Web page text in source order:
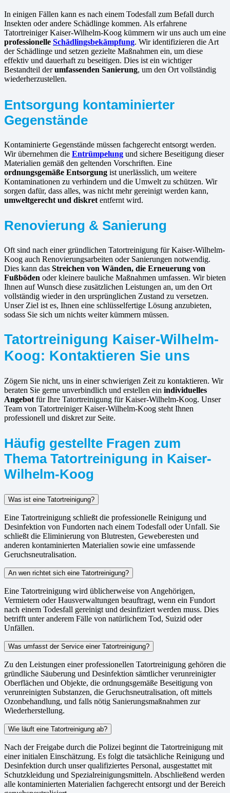
In einigen Fällen kann es nach einem Todesfall zum Befall durch
Insekten oder andere Schädlinge kommen. Als erfahrene
Tatortreiniger Kaiser-Wilhelm-Koog kümmern wir uns auch um eine
professionelle Schädlingsbekämpfung. Wir identifizieren die Art
der Schädlinge und setzen gezielte Maßnahmen ein, um diese
effektiv und dauerhaft zu beseitigen. Dies ist ein wichtiger
Bestandteil derumfassenden Sanierung, um den Ort vollständig
wiederherzustellen.
Entsorgung kontaminierter
Gegenstände
Kontaminierte Gegenstände müssen fachgerecht entsorgt werden.
Wir übernehmen die Entrümpelung und sichere Beseitigung dieser
Materialien gemäß den geltenden Vorschriften. Eine
ordnungsgemäße Entsorgung ist unerlässlich, um weitere
Kontaminationen zu verhindern und die Umwelt zu schützen. Wir
sorgen dafür, dass alles, was nicht mehr gereinigt werden kann,
umweltgerecht und diskret entfernt wird.
Renovierung & Sanierung
Oft sind nach einer gründlichen Tatortreinigung für Kaiser-Wilhelm-
Koog auch Renovierungsarbeiten oder Sanierungen notwendig.
Dies kann das Streichen von Wänden, die Erneuerung von
Fußböden oder kleinere bauliche Maßnahmen umfassen. Wir bieten
Ihnen auf Wunsch diese zusätzlichen Leistungen an, um den Ort
vollständig wieder in den ursprünglichen Zustand zu versetzen.
Unser Ziel ist es, Ihnen eine schlüsselfertige Lösung anzubieten,
sodass Sie sich um nichts weiter kümmern müssen.
Tatortreinigung Kaiser-Wilhelm-
Koog: Kontaktieren Sie uns
Zögern Sie nicht, uns in einer schwierigen Zeit zu kontaktieren. Wir
beraten Sie gerne unverbindlich und erstellen ein individuelles
Angebot für Ihre Tatortreinigung für Kaiser-Wilhelm-Koog. Unser
Team von Tatortreiniger Kaiser-Wilhelm-Koog steht Ihnen
professionell und diskret zur Seite.
Häufig gestellte Fragen zum
Thema Tatortreinigung in Kaiser-
Wilhelm-Koog
Was ist eine Tatortreinigung?
Eine Tatortreinigung schließt die professionelle Reinigung und
Desinfektion von Fundorten nach einem Todesfall oder Unfall. Sie
schließt die Eliminierung von Blutresten, Geweberesten und
anderen kontaminierten Materialien sowie eine umfassende
Geruchsneutralisation.
An wen richtet sich eine Tatortreinigung?
Eine Tatortreinigung wird üblicherweise von Angehörigen,
Vermietern oder Hausverwaltungen beauftragt, wenn ein Fundort
nach einem Todesfall gereinigt und desinfiziert werden muss. Dies
betrifft unter anderem Fälle von natürlichem Tod, Suizid oder
Unfällen.
Was umfasst der Service einer Tatortreinigung?
Zu den Leistungen einer professionellen Tatortreinigung gehören die
gründliche Säuberung und Desinfektion sämtlicher verunreinigter
Oberflächen und Objekte, die ordnungsgemäße Beseitigung von
verunreinigten Substanzen, die Geruchsneutralisation, oft mittels
Ozonbehandlung, und falls nötig Sanierungsmaßnahmen zur
Wiederherstellung.
Wie läuft eine Tatortreinigung ab?
Nach der Freigabe durch die Polizei beginnt die Tatortreinigung mit
einer initialen Einschätzung. Es folgt die tatsächliche Reinigung und
Desinfektion durch unser qualifiziertes Personal, ausgestattet mit
Schutzkleidung und Spezialreinigungsmitteln. Abschließend werden
alle kontaminierten Materialien fachgerecht entsorgt und der Bereich